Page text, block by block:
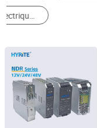
Guangdong, China